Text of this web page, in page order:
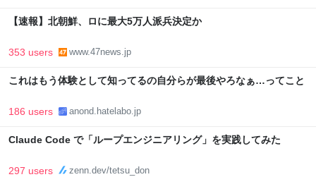
【速報】北朝鮮、ロに最大5万人派兵決定か
353 users www.47news.jp
これはもう体験として知ってるの自分らが最後やろなぁ…ってこと
186 users anond.hatelabo.jp
Claude Code で「ループエンジニアリング」を実践してみた
297 users zenn.dev/tetsu_don